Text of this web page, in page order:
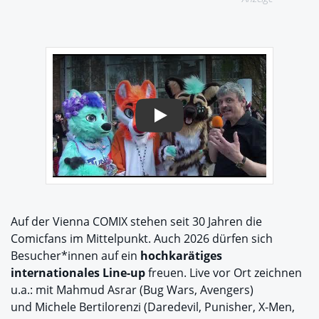
Play
Auf der Vienna COMIX stehen seit 30 Jahren die
Comicfans im Mittelpunkt. Auch 2026 dürfen sich
Besucher*innen auf ein hochkarätiges
internationales Line-upfreuen. Live vor Ort zeichnen
u.a.: mit Mahmud Asrar (Bug Wars, Avengers)
und Michele Bertilorenzi (Daredevil, Punisher, X-Men,